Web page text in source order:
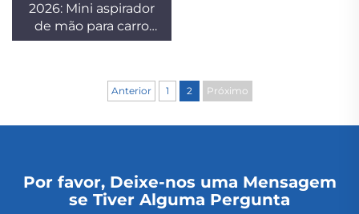
2026: Mini aspirador
de mão para carro
com conexão
elétrico, função de
sucção seca, grande
Anterior 1 2 Próximo
Por favor, Deixe-nos uma Mensagem
se Tiver Alguma Pergunta